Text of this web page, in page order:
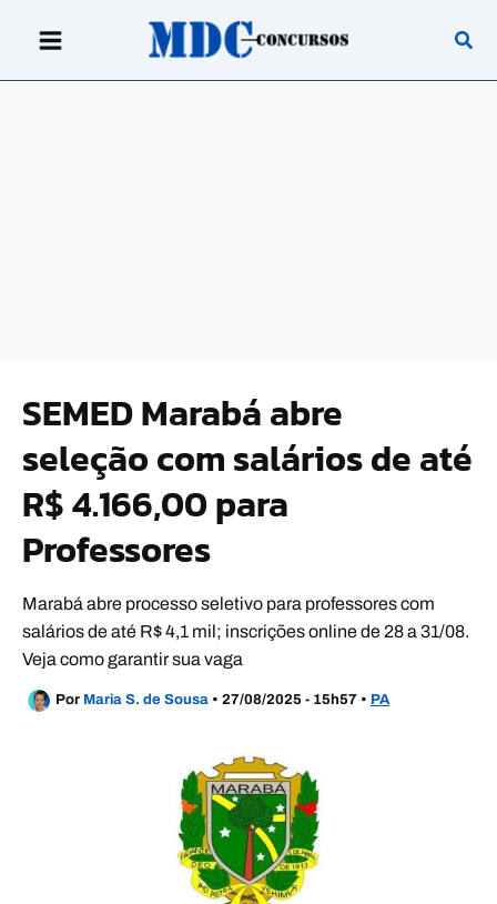
SEMED Marabá abre
seleção com salários de até
R$ 4.166,00 para
Professores
Marabá abre processo seletivo para professores com
salários de até R$ 4,1 mil; inscrições online de 28 a 31/08.
Veja como garantir sua vaga
Por Maria S. de Sousa • 27/08/2025 - 15h57 • PA